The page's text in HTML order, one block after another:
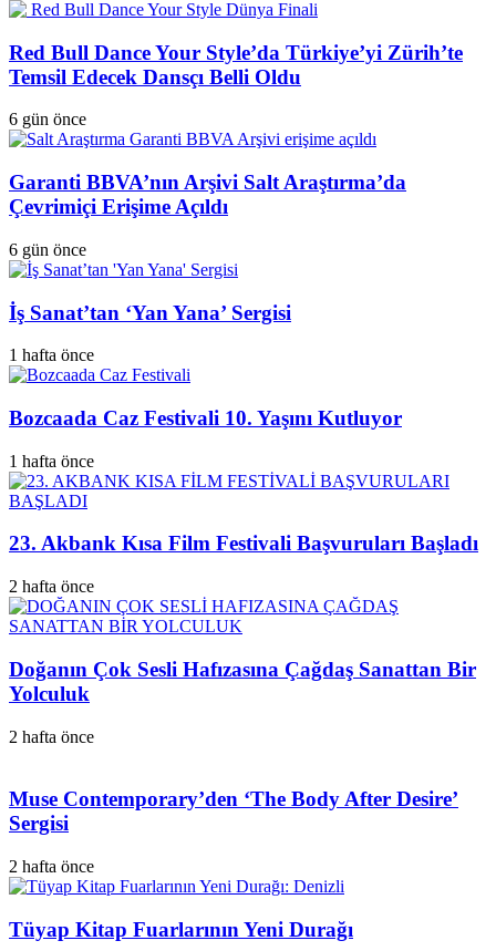
Red Bull Dance Your Style’da Türkiye’yi Zürih’te
Temsil Edecek Dansçı Belli Oldu
6 gün önce
Garanti BBVA’nın Arşivi Salt Araştırma’da
Çevrimiçi Erişime Açıldı
6 gün önce
İş Sanat’tan ‘Yan Yana’ Sergisi
1 hafta önce
Bozcaada Caz Festivali 10. Yaşını Kutluyor
1 hafta önce
23. Akbank Kısa Film Festivali Başvuruları Başladı
2 hafta önce
Doğanın Çok Sesli Hafızasına Çağdaş Sanattan Bir
Yolculuk
2 hafta önce
Muse Contemporary’den ‘The Body After Desire’
Sergisi
2 hafta önce
Tüyap Kitap Fuarlarının Yeni Durağı